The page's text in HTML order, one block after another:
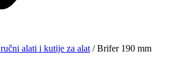
alati i kutije za alat / Brifer 190 mm